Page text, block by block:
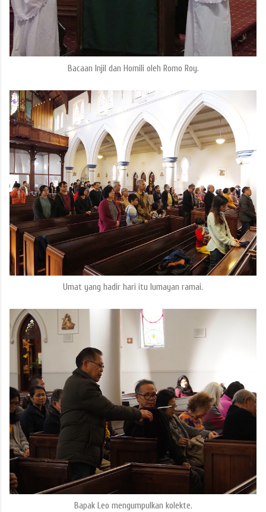
Bacaan Injil dan Homili oleh Romo Roy.
Umat yang hadir hari itu lumayan ramai.
Bapak Leo mengumpulkan kolekte.